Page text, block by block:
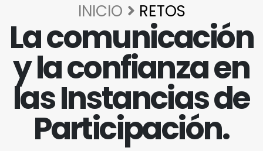
La comunicación
y la confianza en
las Instancias de
Participación.
INICIO RETOS